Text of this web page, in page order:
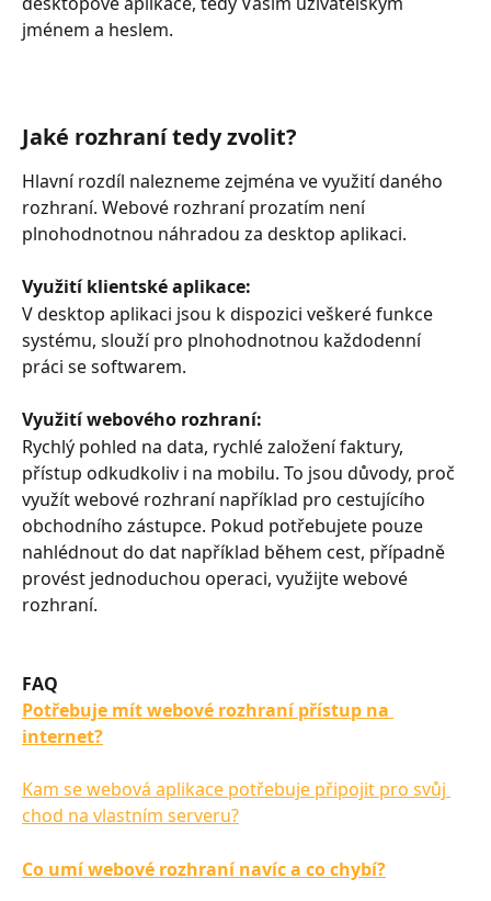
jménem a heslem.
Jaké rozhraní tedy zvolit?
Hlavní rozdíl nalezneme zejména ve využití daného
rozhraní. Webové rozhraní prozatím není
plnohodnotnou náhradou za desktop aplikaci.
Využití klientské aplikace:
V desktop aplikaci jsou k dispozici veškeré funkce
systému, slouží pro plnohodnotnou každodenní
práci se softwarem.
Využití webového rozhraní:
Rychlý pohled na data, rychlé založení faktury,
přístup odkudkoliv i na mobilu. To jsou důvody, proč
využít webové rozhraní například pro cestujícího
obchodního zástupce. Pokud potřebujete pouze
nahlédnout do dat například během cest, případně
provést jednoduchou operaci, využijte webové
rozhraní.
FAQ
Potřebuje mít webové rozhraní přístup na
internet?
Kam se webová aplikace potřebuje připojit pro svůj
chod na vlastním serveru?
Co umí webové rozhraní navíc a co chybí?